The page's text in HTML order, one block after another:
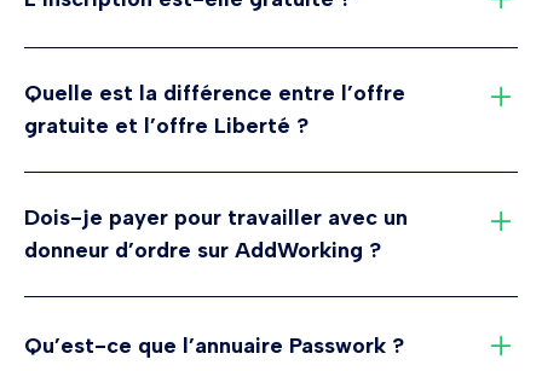
Oui.
vos documents administratifs et répondre aux
demandes de vos donneurs d’ordres sans frais.
engagement.
Quelle est la différence entre l’offre
gratuite et l’offre Liberté ?
L’offre Starter permet de déposer vos documents et
L’offre Liberté ajoute :
(BTP),
Dois-je payer pour travailler avec un
donneur d’ordre sur AddWorking ?
Non.
gratuite.
Qu’est-ce que l’annuaire Passwork ?